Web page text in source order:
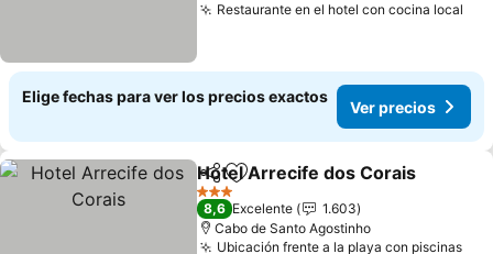
Restaurante en el hotel con cocina local
Elige fechas para ver los precios exactos
Ver precios
CompartirAgregar a favoritos
Hotel Arrecife dos Corais
3 Estrellas
8,6 Excelente
1.603
Cabo de Santo Agostinho
Ubicación frente a la playa con piscinas